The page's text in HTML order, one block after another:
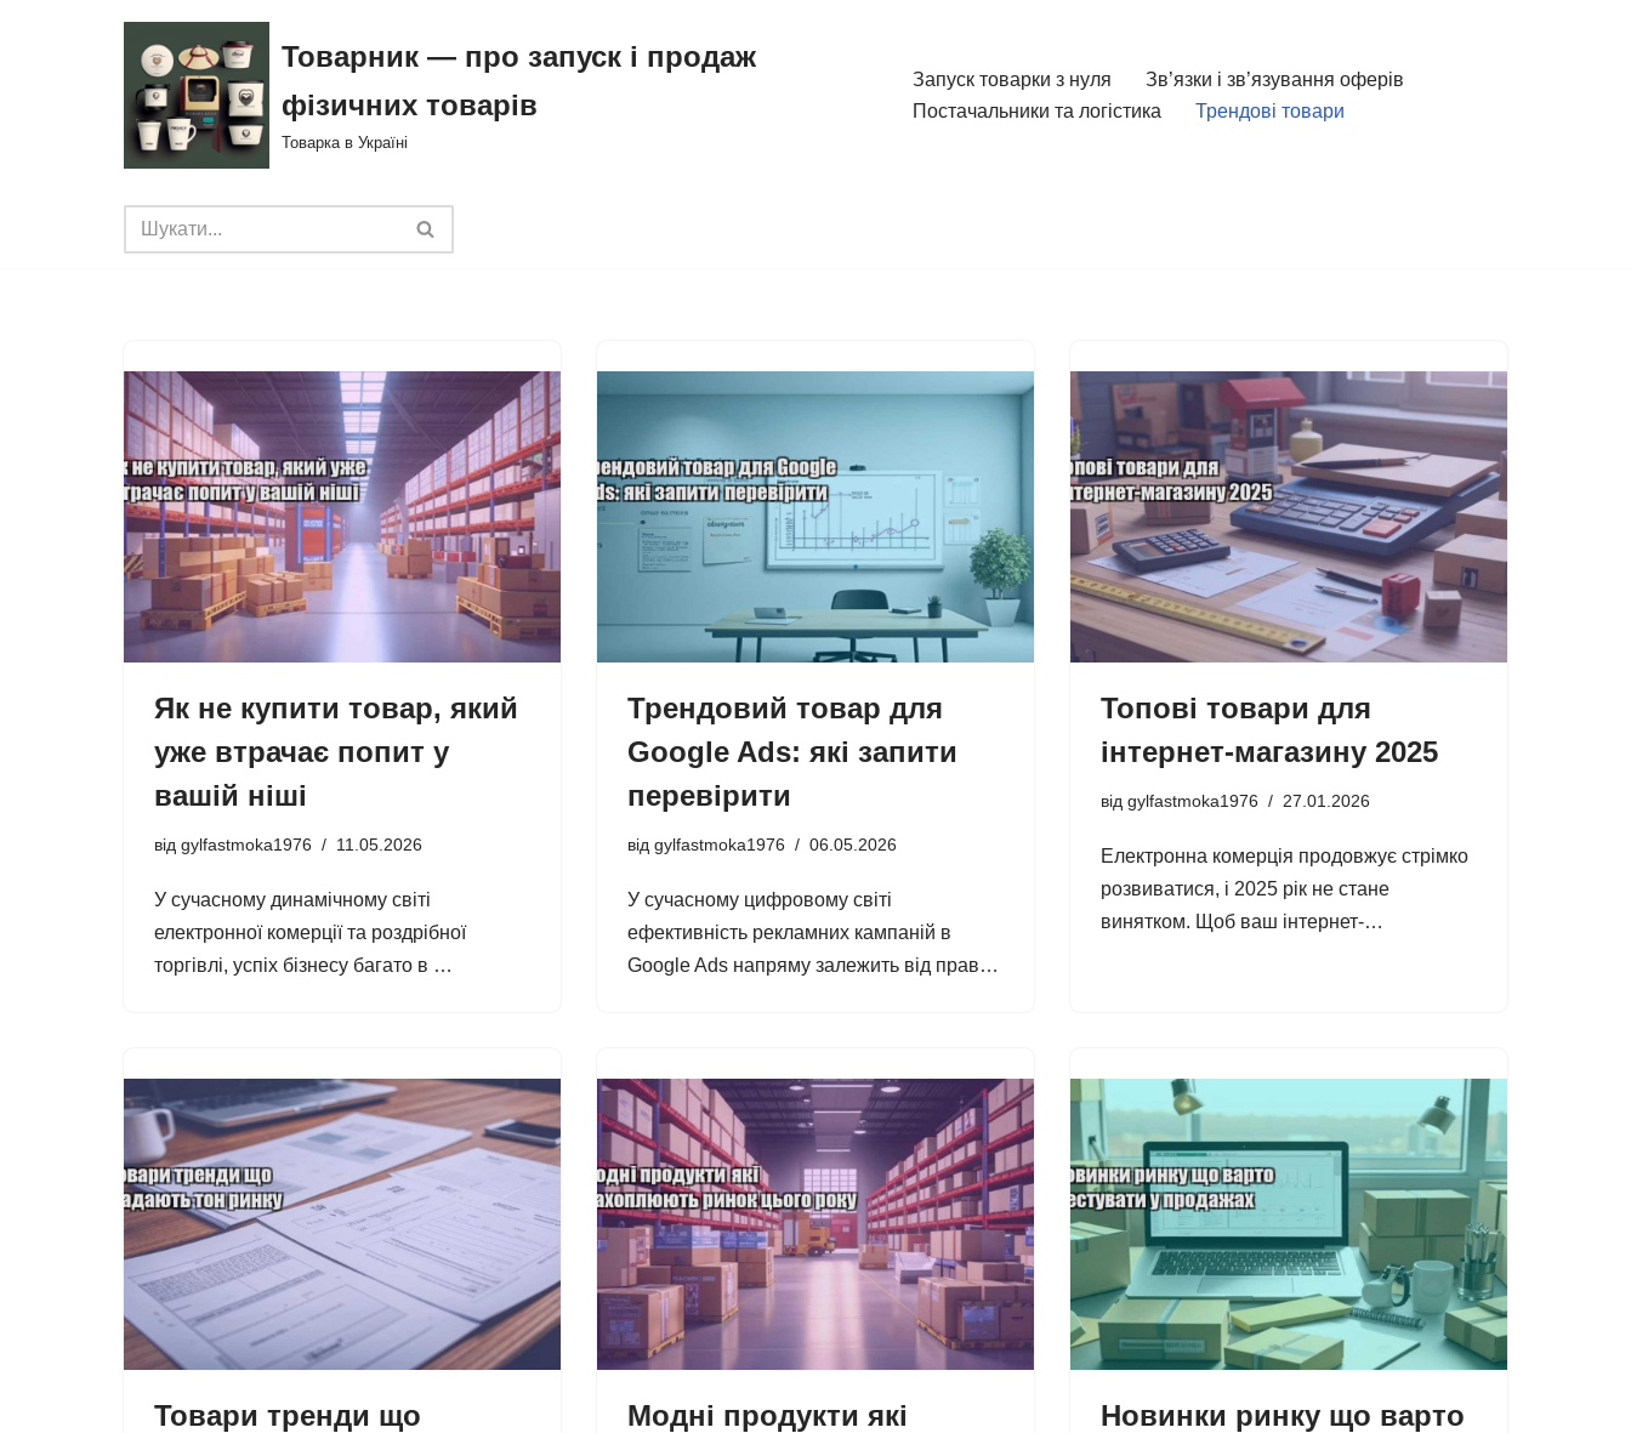
Товарник — про запуск і продаж
фізичних товарів
Товарка в Україні
Запуск товарки з нуля
Зв’язки і зв’язування оферів
Постачальники та логістика
Трендові товари
Як не купити товар, який
уже втрачає попит у
вашій ніші
від gylfastmoka1976 11.05.2026
У сучасному динамічному світі
електронної комерції та роздрібної
торгівлі, успіх бізнесу багато в …
Трендовий товар для
Google Ads: які запити
перевірити
від gylfastmoka1976 06.05.2026
У сучасному цифровому світі
ефективність рекламних кампаній в
Google Ads напряму залежить від прав…
Топові товари для
інтернет-магазину 2025
від gylfastmoka1976 27.01.2026
Електронна комерція продовжує стрімко
розвиватися, і 2025 рік не стане
винятком. Щоб ваш інтернет-…
Товари тренди що
Модні продукти які
Новинки ринку що варто